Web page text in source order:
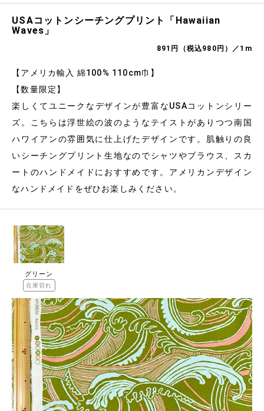
USAコットンシーチングプリント「Hawaiian
Waves」
891円（税込980円）／1m
【アメリカ輸入 綿100% 110cm巾】
【数量限定】
楽しくてユニークなデザインが豊富なUSAコットンシリー
ズ。こちらは浮世絵の波のようなテイストがありつつ南国
ハワイアンの雰囲気に仕上げたデザインです。肌触りの良
いシーチングプリント生地なのでシャツやブラウス、スカ
ートのハンドメイドにおすすめです。アメリカンデザイン
なハンドメイドをぜひお楽しみください。
グリーン
在庫切れ